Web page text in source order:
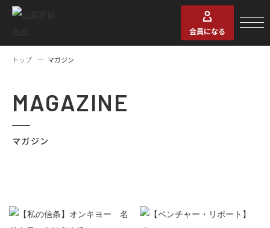
会員になる
トップ マガジン
MAGAZINE
マガジン